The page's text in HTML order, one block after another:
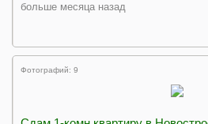
больше месяца назад
Фотографий: 9